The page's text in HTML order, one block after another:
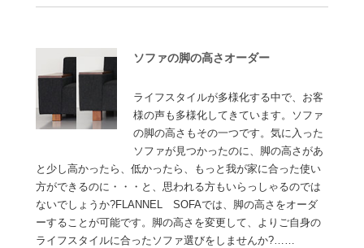
ソファの脚の高さオーダー
ライフスタイルが多様化する中で、お客
様の声も多様化してきています。ソファ
の脚の高さもその一つです。気に入った
ソファが見つかったのに、脚の高さがあ
と少し高かったら、低かったら、もっと我が家に合った使い
方ができるのに・・・と、思われる方もいらっしゃるのでは
ないでしょうか?FLANNEL SOFAでは、脚の高さをオーダ
ーすることが可能です。脚の高さを変更して、よりご自身の
ライフスタイルに合ったソファ選びをしませんか?……